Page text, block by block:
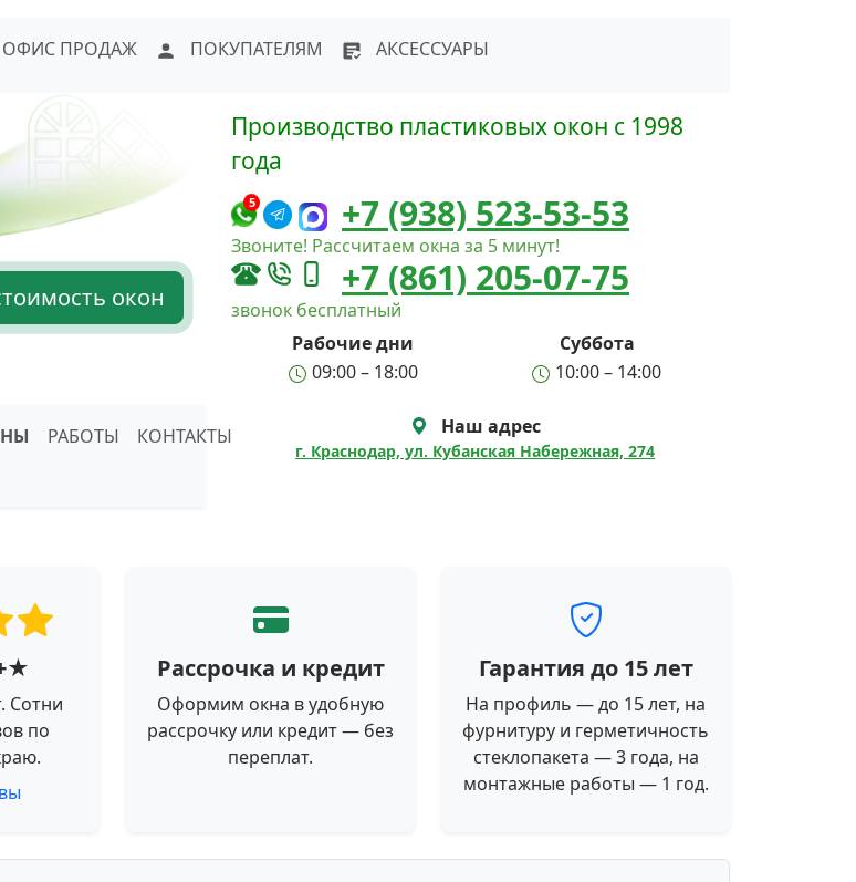
ОФИС ПРОДАЖ ПОКУПАТЕЛЯМ АКСЕССУАРЫ
окон
РАБОТЫ КОНТАКТЫ
Производство пластиковых окон с 1998
года
5 +7 (938) 523-53-53
Звоните! Рассчитаем окна за 5 минут!
+7 (861) 205-07-75
звонок бесплатный
Рабочие дни
Суббота
09:00 – 18:00
10:00 – 14:00
Наш адрес
г. Краснодар, ул. Кубанская Набережная, 274
Сотни
по
Рассрочка и кредит
Оформим окна в удобную
рассрочку или кредит — без
переплат.
Гарантия до 15 лет
На профиль — до 15 лет, на
фурнитуру и герметичность
стеклопакета — 3 года, на
монтажные работы — 1 год.